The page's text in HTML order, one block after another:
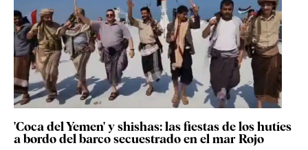
'Coca del Yemen' y shishas: las fiestas de los hutíes
a bordo del barco secuestrado en el mar Rojo